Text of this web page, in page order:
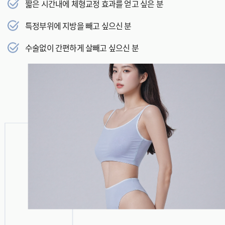
짧은 시간내에 체형교정 효과를 얻고 싶은 분
특정부위에 지방을 빼고 싶으신 분
수술없이 간편하게 살빼고 싶으신 분